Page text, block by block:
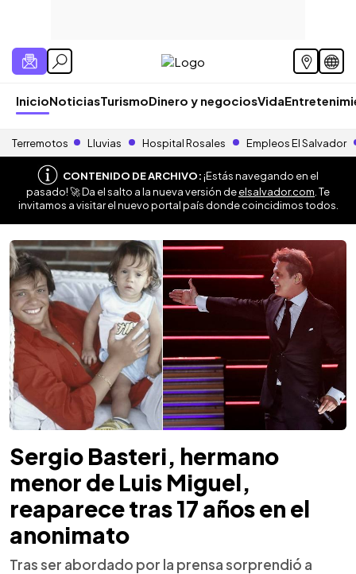
InicioNoticiasTurismoDinero y negociosVida
Terremotos Lluvias Hospital Rosales Empleos El Salvador
CONTENIDO DE ARCHIVO:¡Estás navegando en el
pasado! 🚀 Da el salto a la nueva versión deelsalvador.com . Te
invitamos a visitar el nuevo portal país donde coincidimos todos.
Sergio Basteri, hermano
menor de Luis Miguel,
reaparece tras 17 años en el
anonimato
Tras ser abordado por la prensa sorprendió a